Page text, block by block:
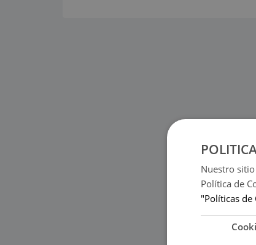
Nuestro
Política de
"Políticas de